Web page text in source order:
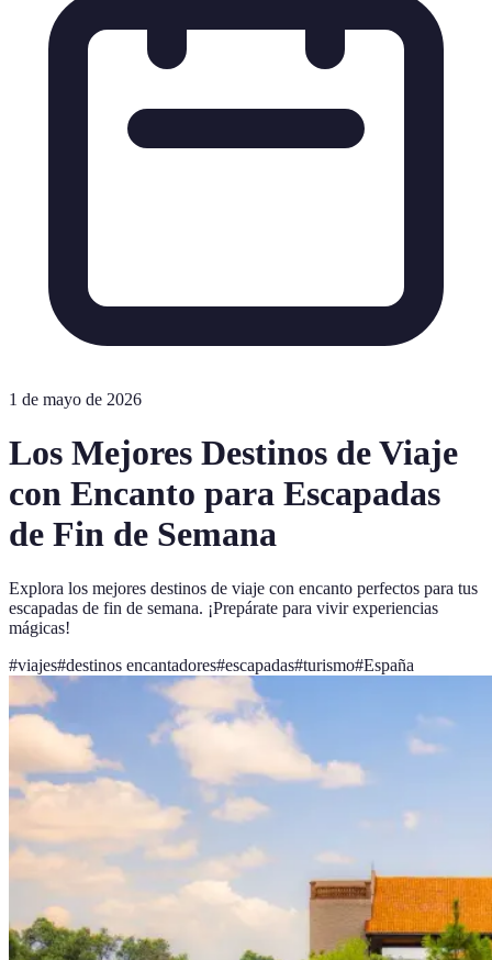
1 de mayo de 2026
Los Mejores Destinos de Viaje
con Encanto para Escapadas
de Fin de Semana
Explora los mejores destinos de viaje con encanto perfectos para tus
escapadas de fin de semana. ¡Prepárate para vivir experiencias
mágicas!
#viajes#destinos encantadores#escapadas#turismo#España